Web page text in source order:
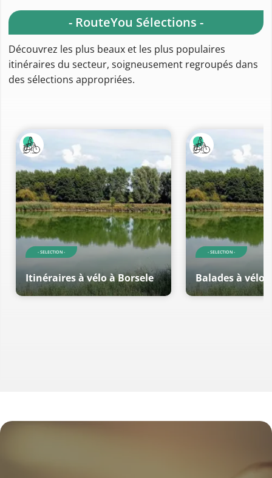
- RouteYou Sélections -
Découvrez les plus beaux et les plus populaires
itinéraires du secteur, soigneusement regroupés dans
des sélections appropriées.
- SELECTION -
Itinéraires à vélo à Borsele
- SELECTION -
Balades à vélo